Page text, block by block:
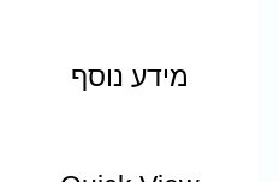
מידע נוסף